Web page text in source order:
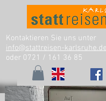
Kontaktieren Sie uns unter
info@stattreisen-
oder 0721 / 161 36 85